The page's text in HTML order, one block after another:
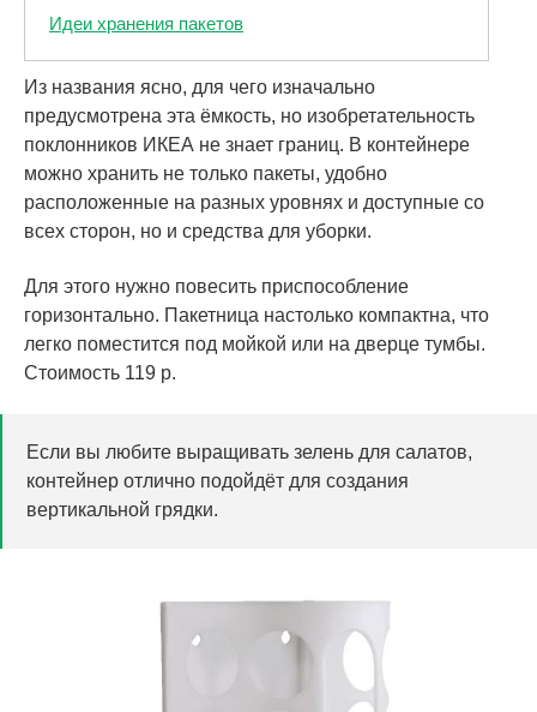
Идеи хранения пакетов
Из названия ясно, для чего изначально
предусмотрена эта ёмкость, но изобретательность
поклонников ИКЕА не знает границ. В контейнере
можно хранить не только пакеты, удобно
расположенные на разных уровнях и доступные со
всех сторон, но и средства для уборки.
Для этого нужно повесить приспособление
горизонтально. Пакетница настолько компактна, что
легко поместится под мойкой или на дверце тумбы.
Стоимость 119 р.
Если вы любите выращивать зелень для салатов,
контейнер отлично подойдёт для создания
вертикальной грядки.